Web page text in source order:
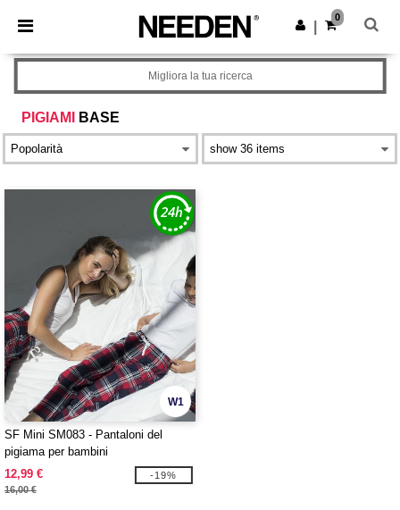
× App Needen
Prezzi migliori sull'app!
Scarica app
0
PIGIAMI BASE
Migliora la tua ricerca
W1
SF Mini SM083 - Pantaloni del
pigiama per bambini
12,99 €
16,00 €
-19%